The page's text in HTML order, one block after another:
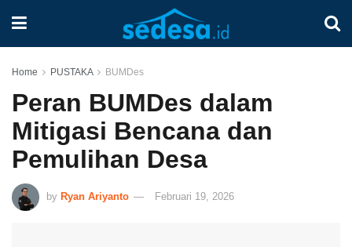
Home PUSTAKA BUMDes
Peran BUMDes dalam
Mitigasi Bencana dan
Pemulihan Desa
by Ryan Ariyanto Februari 19, 2026